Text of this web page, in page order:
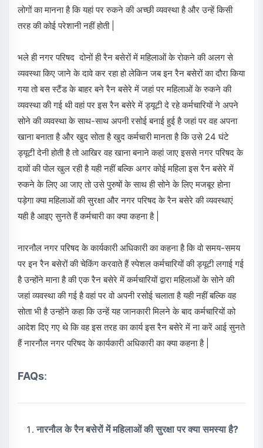
लोगों का मानना है कि यहां पर रुकने की अच्छी व्यवस्था है और उन्हें किसी
तरह की कोई परेशानी नहीं होती |
भले ही नगर परिषद दोनों ही रैन बसेरों में महिलाओं के रोकने की अलग से
व्यवस्था किए जाने के दावे कर रहा हो लेकिन जब इन रैन बसेरों का दौरा किया
गया तो बस स्टैंड के बाहर बने रैन बसेरे में जहां पर महिलाओं के रुकने की
व्यवस्था की गई थी वहां पर इस रैन बसेरे में ड्यूटी दे रहे कर्मचारियों ने अपने
सोने की व्यवस्था के साथ-साथ अपनी रसोई बनाई हुई है जहां पर वह अपना
खाना बनाता है और खुद सोता है खुद कर्मचारी मानता है कि उसे 24 घंटे
ड्यूटी देनी होती है तो आखिर वह खाना बनाने कहां जाए इससे नगर परिषद के
दावों की पोल खुल रही है यही नहीं बल्कि अगर कोई महिला इस रैन बसेरे में
रुकने के लिए आ जाए तो उसे पुरुषों के साथ ही सोने के लिए मजबूर होना
पड़ेगा क्या महिलाओं की सुरक्षा और नगर परिषद के रैन बसेरे की व्यवस्थाएं
यही है आइए सुनते हैं कर्मचारी का क्या कहना है |
नारनौल नगर परिषद के कार्यकारी अधिकारी का कहना है कि वो समय-समय
पर इन रैन बसेरों की चेकिंग करवाते हैं स्पेशल कर्मचारियों की ड्यूटी लगाई गई
है उन्होंने माना है की एक रैन बसेरे में कर्मचारियों द्वारा महिलाओं के सोने की
जहां व्यवस्था की गई है वहां पर वो अपनी रसोई चलाता है यही नहीं बल्कि वह
सोता भी है उन्होंने कहा कि उन्हें यह जानकारी मिलने के बाद कर्मचारियों को
आदेश दिए गए थे कि वह इस तरह का कार्य इस रैन बसेरे में ना करें आई सुनते
हैं नारनौल नगर परिषद के कार्यकारी अधिकारी का क्या कहना है |
FAQs:
नारनौल के रैन बसेरों में महिलाओं की सुरक्षा पर क्या समस्या है?